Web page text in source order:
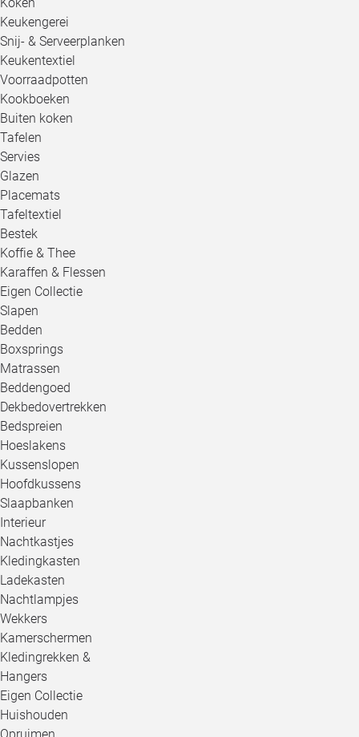
Keukengerei
Snij- & Serveerplanken
Keukentextiel
Voorraadpotten
Kookboeken
Buiten koken
Tafelen
Servies
Glazen
Placemats
Tafeltextiel
Bestek
Koffie & Thee
Karaffen & Flessen
Eigen Collectie
Slapen
Bedden
Boxsprings
Matrassen
Beddengoed
Dekbedovertrekken
Bedspreien
Hoeslakens
Kussenslopen
Hoofdkussens
Slaapbanken
Interieur
Nachtkastjes
Kledingkasten
Ladekasten
Nachtlampjes
Wekkers
Kamerschermen
Kledingrekken &
Hangers
Eigen Collectie
Huishouden